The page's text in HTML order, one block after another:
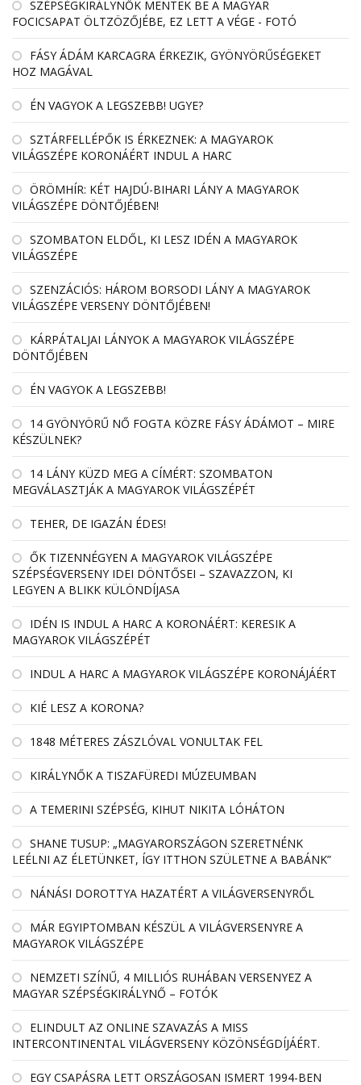
SZÉPSÉGKIRÁLYNŐK MENTEK BE A MAGYAR
FOCICSAPAT ÖLTZÖZŐJÉBE, EZ LETT A VÉGE - FOTÓ
FÁSY ÁDÁM KARCAGRA ÉRKEZIK, GYÖNYÖRŰSÉGEKET
HOZ MAGÁVAL
ÉN VAGYOK A LEGSZEBB! UGYE?
SZTÁRFELLÉPŐK IS ÉRKEZNEK: A MAGYAROK
VILÁGSZÉPE KORONÁÉRT INDUL A HARC
ÖRÖMHÍR: KÉT HAJDÚ-BIHARI LÁNY A MAGYAROK
VILÁGSZÉPE DÖNTŐJÉBEN!
SZOMBATON ELDŐL, KI LESZ IDÉN A MAGYAROK
VILÁGSZÉPE
SZENZÁCIÓS: HÁROM BORSODI LÁNY A MAGYAROK
VILÁGSZÉPE VERSENY DÖNTŐJÉBEN!
KÁRPÁTALJAI LÁNYOK A MAGYAROK VILÁGSZÉPE
DÖNTŐJÉBEN
ÉN VAGYOK A LEGSZEBB!
14 GYÖNYÖRŰ NŐ FOGTA KÖZRE FÁSY ÁDÁMOT – MIRE
KÉSZÜLNEK?
14 LÁNY KÜZD MEG A CÍMÉRT: SZOMBATON
MEGVÁLASZTJÁK A MAGYAROK VILÁGSZÉPÉT
TEHER, DE IGAZÁN ÉDES!
ŐK TIZENNÉGYEN A MAGYAROK VILÁGSZÉPE
SZÉPSÉGVERSENY IDEI DÖNTŐSEI – SZAVAZZON, KI
LEGYEN A BLIKK KÜLÖNDÍJASA
IDÉN IS INDUL A HARC A KORONÁÉRT: KERESIK A
MAGYAROK VILÁGSZÉPÉT
INDUL A HARC A MAGYAROK VILÁGSZÉPE KORONÁJÁÉRT
KIÉ LESZ A KORONA?
1848 MÉTERES ZÁSZLÓVAL VONULTAK FEL
KIRÁLYNŐK A TISZAFÜREDI MÚZEUMBAN
A TEMERINI SZÉPSÉG, KIHUT NIKITA LÓHÁTON
SHANE TUSUP: „MAGYARORSZÁGON SZERETNÉNK
LEÉLNI AZ ÉLETÜNKET, ÍGY ITTHON SZÜLETNE A BABÁNK”
NÁNÁSI DOROTTYA HAZATÉRT A VILÁGVERSENYRŐL
MÁR EGYIPTOMBAN KÉSZÜL A VILÁGVERSENYRE A
MAGYAROK VILÁGSZÉPE
NEMZETI SZÍNŰ, 4 MILLIÓS RUHÁBAN VERSENYEZ A
MAGYAR SZÉPSÉGKIRÁLYNŐ – FOTÓK
ELINDULT AZ ONLINE SZAVAZÁS A MISS
INTERCONTINENTAL VILÁGVERSENY KÖZÖNSÉGDÍJÁÉRT.
EGY CSAPÁSRA LETT ORSZÁGOSAN ISMERT 1994-BEN